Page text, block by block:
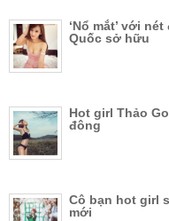
‘Nổ mắt’ với
Quốc sở hữu
Hot girl Thảo
đông
Cô bạn hot girl
mới